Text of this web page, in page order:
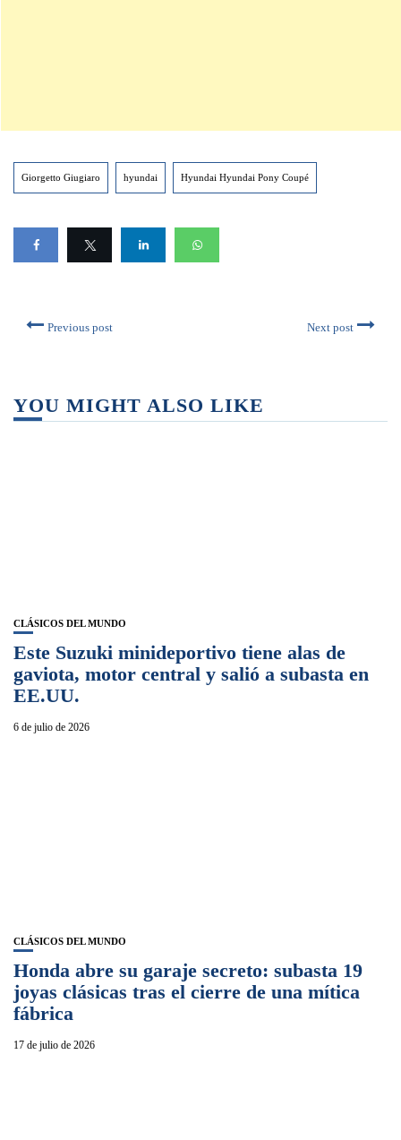
Giorgetto Giugiaro hyundai Hyundai Hyundai Pony Coupé
Previous post Next post
YOU MIGHT ALSO LIKE
CLÁSICOS DEL MUNDO
Este Suzuki minideportivo tiene alas de
gaviota, motor central y salió a subasta en
EE.UU.
6 de julio de 2026
CLÁSICOS DEL MUNDO
Honda abre su garaje secreto: subasta 19
joyas clásicas tras el cierre de una mítica
fábrica
17 de julio de 2026